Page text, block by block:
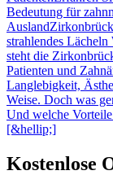
Bedeutung für
Ausland
strahlendes Lächeln
steht die
Patienten und
Langlebigkeit,
Weise. Doch was
Und welche
[&hellip;]
Kostenlose